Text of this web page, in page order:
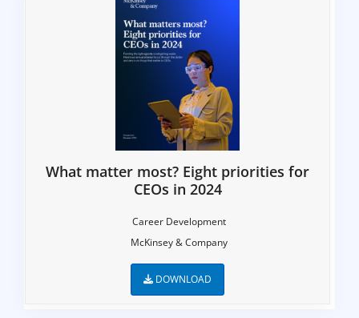
What matter most? Eight priorities for
CEOs in 2024
Career Development
McKinsey & Company
DOWNLOAD